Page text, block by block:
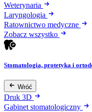
Weterynaria
Laryngologia
Ratownictwo medyczne
Zobacz wszystko
Stomatologia, protetyka i
Wróć
Druk 3D
Gabinet stomatologiczny